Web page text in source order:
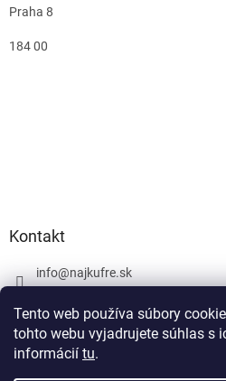
Tento web používa súbory
tohto webu vyjadrujete súhlas s
informácií tu.
Praha 8
184 00
Kontakt
info@najkufre.sk
Facebook